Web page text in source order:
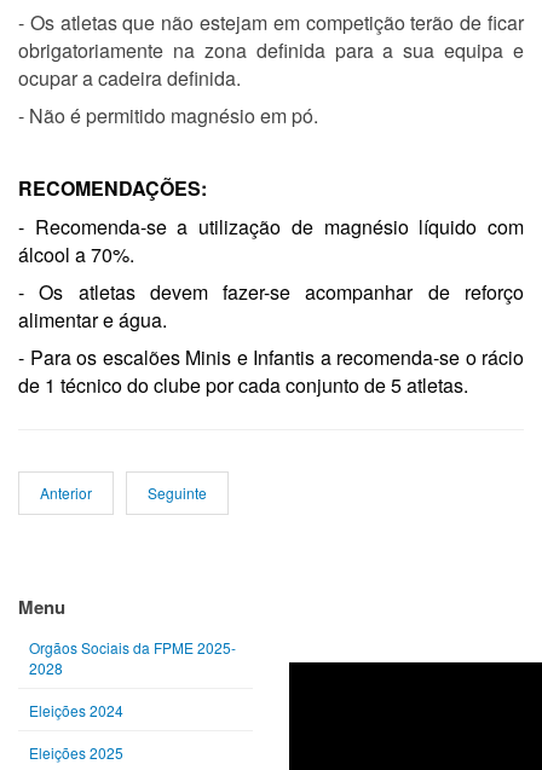
- Os atletas que não estejam em competição terão de ficar
obrigatoriamente na zona definida para a sua equipa e
ocupar a cadeira definida.
- Não é permitido magnésio em pó.
RECOMENDAÇÕES:
- Recomenda-se a utilização de magnésio líquido com
álcool a 70%.
- Os atletas devem fazer-se acompanhar de reforço
alimentar e água.
- Para os escalões Minis e Infantis a recomenda-se o rácio
de 1 técnico do clube por cada conjunto de 5 atletas.
Anterior Seguinte
Menu
Orgãos Sociais da FPME 2025-
2028
Eleições 2024
Eleições 2025